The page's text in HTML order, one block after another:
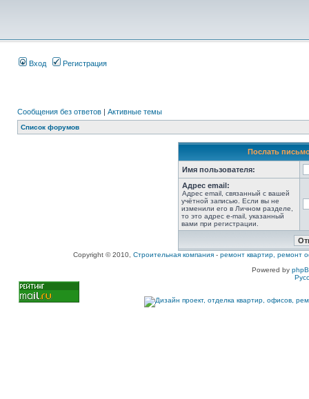
Вход Регистрация
Сообщения без ответов | Активные темы
Список форумов
Послать
Имя пользователя:
Адрес email:
Адрес email, связанный с вашей
учётной записью. Если вы не
изменили его в Личном разделе,
то это адрес e-mail, указанный
вами при регистрации.
Copyright © 2010, Строительная компания - ремонт квартир, ремонт
Powered by